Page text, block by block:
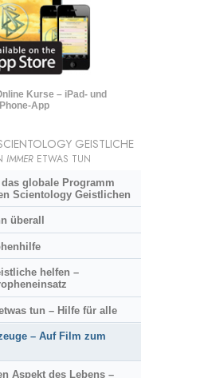
Kurse – iPad- und
App
GEISTLICHE
IMMER ETWAS TUN
globale Programm
Scientology Geistlichen
überall
helfen –
tun – Hilfe für alle
– Auf Film zum
Aspekt des Lebens –